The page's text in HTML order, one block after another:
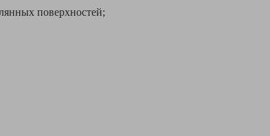
поверхностей;